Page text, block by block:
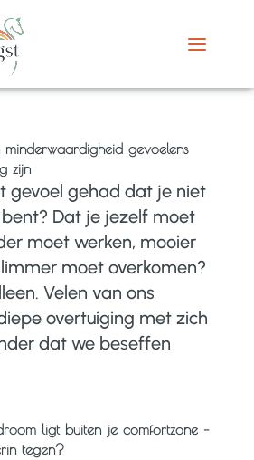
gevoelens
zijn
gevoel gehad dat je niet
Dat je jezelf moet
moet werken, mooier
moet overkomen?
Velen van ons
overtuiging met zich
dat we beseffen
ligt buiten je comfortzone –
tegen?